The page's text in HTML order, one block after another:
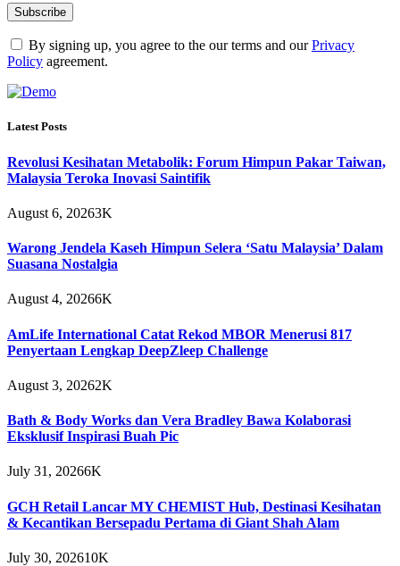
By signing up, you agree to the our terms and ourPrivacy
Policy agreement.
Latest Posts
Revolusi Kesihatan Metabolik: Forum Himpun Pakar Taiwan,
Malaysia Teroka Inovasi Saintifik
August 6, 20263K
Warong Jendela Kaseh Himpun Selera ‘Satu Malaysia’ Dalam
Suasana Nostalgia
August 4, 20266K
AmLife International Catat Rekod MBOR Menerusi 817
Penyertaan Lengkap DeepZleep Challenge
August 3, 20262K
Bath & Body Works dan Vera Bradley Bawa Kolaborasi
Eksklusif Inspirasi Buah Pic
July 31, 20266K
GCH Retail Lancar MY CHEMIST Hub, Destinasi Kesihatan
& Kecantikan Bersepadu Pertama di Giant Shah Alam
July 30, 202610K